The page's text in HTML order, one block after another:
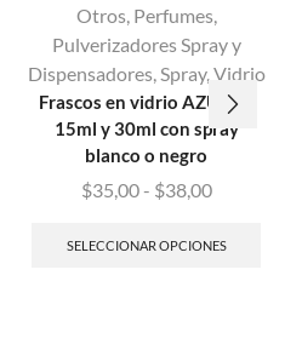
Otros, Perfumes,
Pulverizadores Spray y
Dispensadores,Spray,Vidrio
Frascos en vidrio AZUL de
15ml y 30ml con spray
blanco o negro
$35,00 - $38,00
SELECCIONAR OPCIONES